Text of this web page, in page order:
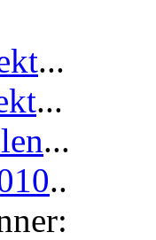
...
...
...
..